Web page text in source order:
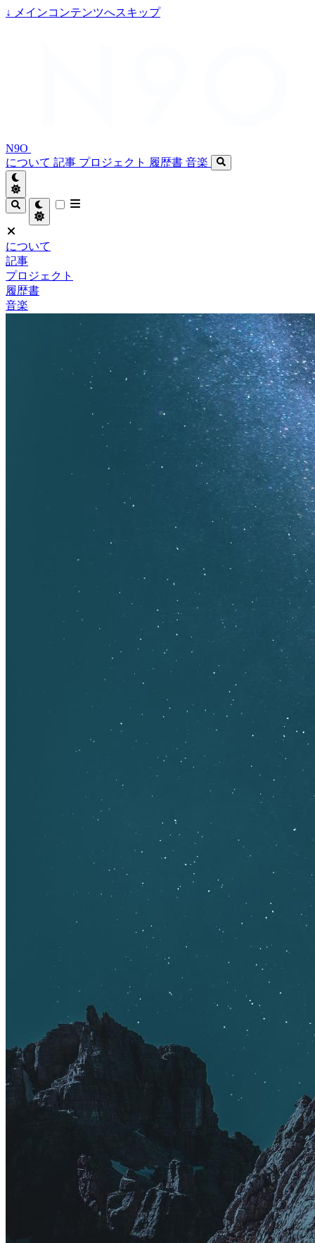
↓ メインコンテンツへスキップ
N9O
について 記事 プロジェクト 履歴書 音楽
について
記事
プロジェクト
履歴書
音楽